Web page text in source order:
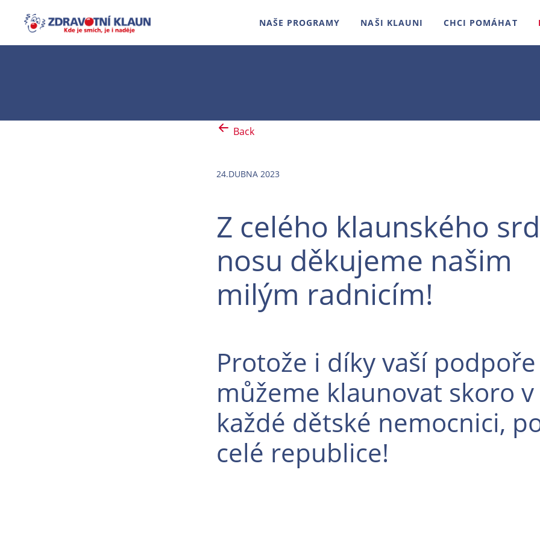
NAŠE PROGRAMY NAŠI KLAUNI CHCI POMÁHAT
Back
24.DUBNA 2023
Z celého klaunského
nosu děkujeme našim
milým radnicím!
Protože i díky vaší podpoře
můžeme klaunovat skoro v
každé dětské nemocnici,
celé republice!